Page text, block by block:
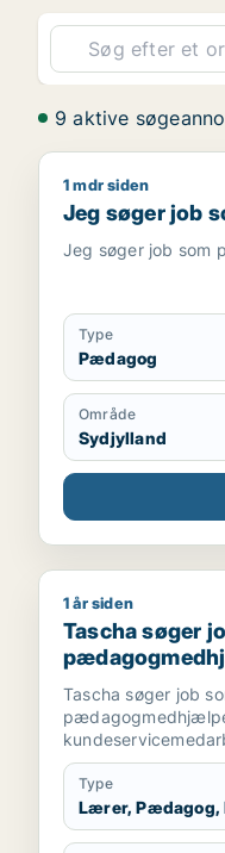
9 aktive
Jeg søger job
1 mdr siden
Jeg søger job
Jeg søger job som
Type
Pædagog
Område
Sydjylland
Tascha søger
1 år siden
Tascha søger
Tascha søger job
Type
Lærer,